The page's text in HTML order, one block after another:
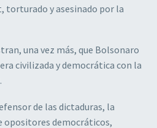
torturado y asesinado por la
una vez más, que Bolsonaro
civilizada y democrática con la
de las dictaduras, la
democráticos,